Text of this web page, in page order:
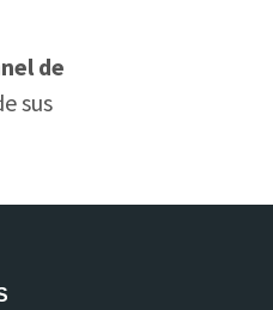
de
sus